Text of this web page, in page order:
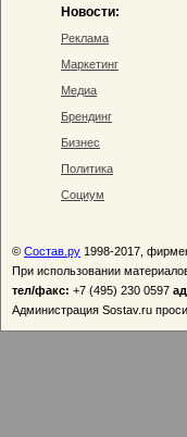
Новости:
Реклама
Маркетинг
Медиа
Брендинг
Бизнес
Политика
Социум
© Состав.ру 1998-2017,
При использовании
тел/факс: +7 (495) 230 0597
Администрация Sostav.ru